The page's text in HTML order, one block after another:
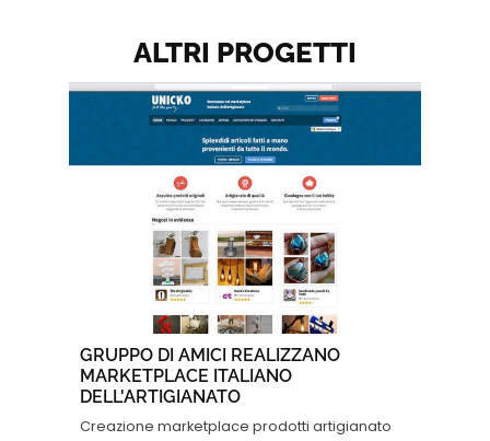
ALTRI PROGETTI
GRUPPO DI AMICI REALIZZANO
MARKETPLACE ITALIANO
DELL'ARTIGIANATO
Creazione marketplace prodotti artigianato